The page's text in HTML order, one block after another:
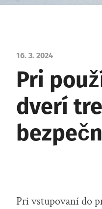
16. 3. 2024
Pri
dverí
Pri vstupovaní do